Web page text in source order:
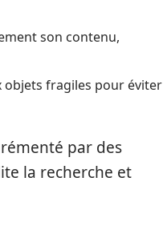
son contenu,
objets fragiles pour éviter
par des
la recherche et